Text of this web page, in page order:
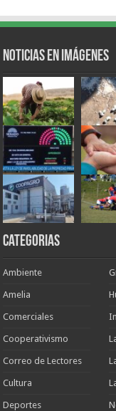
Noticias en Imágenes
Categorias
Ambiente
Amelia
Comerciales
Cooperativismo
Correo de Lectores
Cultura
Deportes